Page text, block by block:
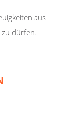
aus
zu dürfen.